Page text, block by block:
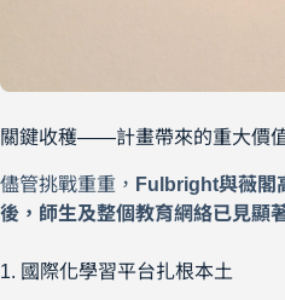
關鍵收穫——計畫帶來的重大價
儘管挑戰重重， Fulbright與薇閣
後，師生及整個教育網絡已見顯
1. 國際化學習平台扎根本土